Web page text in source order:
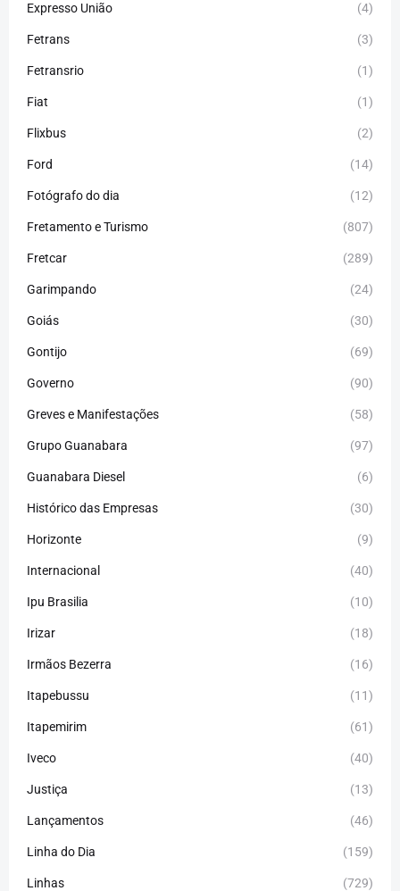
Expresso União (4)
Fetrans (3)
Fetransrio (1)
Fiat (1)
Flixbus (2)
Ford (14)
Fotógrafo do dia (12)
Fretamento e Turismo (807)
Fretcar (289)
Garimpando (24)
Goiás (30)
Gontijo (69)
Governo (90)
Greves e Manifestações (58)
Grupo Guanabara (97)
Guanabara Diesel (6)
Histórico das Empresas (30)
Horizonte (9)
Internacional (40)
Ipu Brasilia (10)
Irizar (18)
Irmãos Bezerra (16)
Itapebussu (11)
Itapemirim (61)
Iveco (40)
Justiça (13)
Lançamentos (46)
Linha do Dia (159)
Linhas (729)